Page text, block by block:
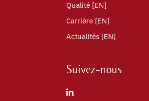
Qualité [EN]
Carrière [EN]
Actualités [EN]
Suivez-nous